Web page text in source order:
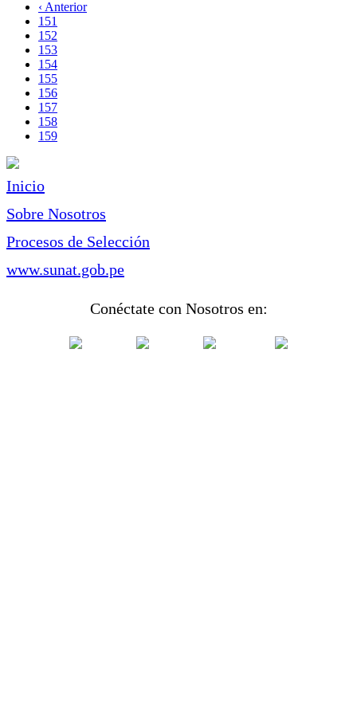
Paginación
página
Página
anterior
‹ Anterior
Page
151
Page
152
Page
153
Page
154
Page
155
Page
156
Page
157
Page
158
Página
159
Inicio
Sobre Nosotros
Procesos de Selección
www.sunat.gob.pe
Conéctate con Nosotros en: